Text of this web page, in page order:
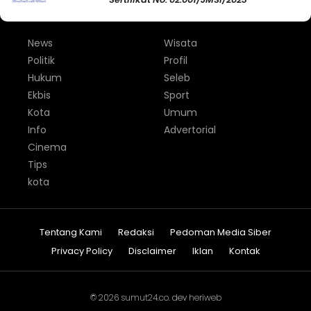
News
Politik
Hukum
Ekbis
Kota
Info
Wisata
Profil
Seleb
Sport
Umum
Advertorial
Cinema
Tips
kota
Tentang Kami Redaksi
Pedoman Media Siber
Privacy Policy
Disclaimer Iklan Kontak
© 2026 sumut24.co. dev heriweb